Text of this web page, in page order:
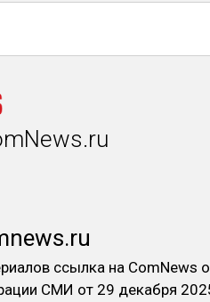
ссылка на ComNews
СМИ от 29 декабря